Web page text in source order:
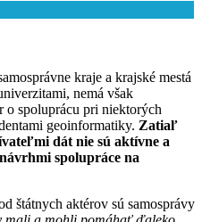
kraje a krajské mestá
nemá však
o spoluprácu pri niektorých
geoinformatiky. Zatiaľ
dát nie sú aktívne a
spolupráce na
štátnych aktérov sú samosprávy